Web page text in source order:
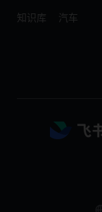
知识库 汽车